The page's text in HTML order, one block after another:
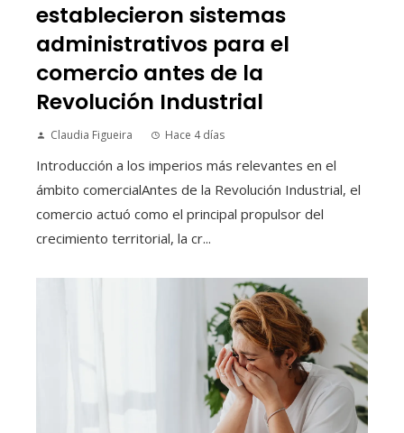
establecieron sistemas
administrativos para el
comercio antes de la
Revolución Industrial
Claudia Figueira Hace 4 días
Introducción a los imperios más relevantes en el
ámbito comercialAntes de la Revolución Industrial, el
comercio actuó como el principal propulsor del
crecimiento territorial, la cr...